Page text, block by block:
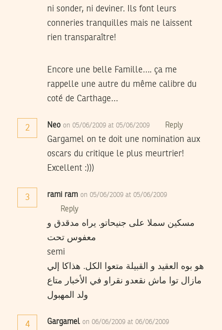
ni sonder, ni deviner. Ils font leurs
conneries tranquilles mais ne laissent
rien transparaître!
Encore une belle Famille…. ça me
rappelle une autre du même calibre du
coté de Carthage…
2 Neo on 05/06/2009 at 05/06/2009 Reply
Gargamel on te doit une nomination aux
oscars du critique le plus meurtrier!
Excellent :)))
3 rami ram on 05/06/2009 at 05/06/2009
Reply
مسكين سملا على جنيحاتو. يراه مدقدق و
معفوس تحت
semi
هو بوه العقيد و القبيلة متعوا الكل. هذاكا إلي
مازال توا ماش نقعدو نقراو في الأخبار متاع
ولد المهبول
4 Gargamel on 06/06/2009 at 06/06/2009